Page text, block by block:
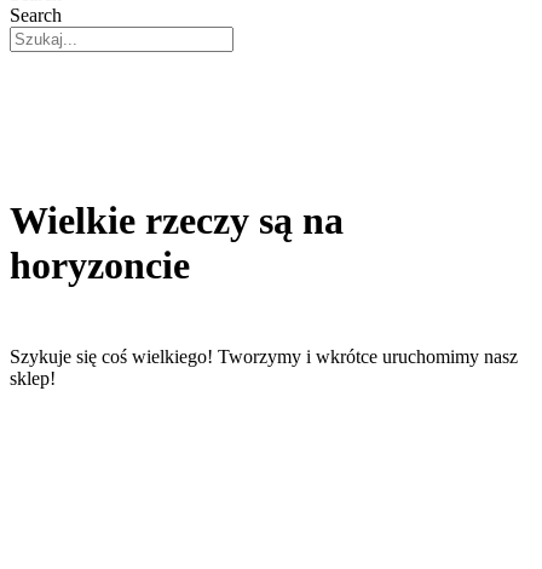
Search
Wielkie rzeczy są na
horyzoncie
Szykuje się coś wielkiego! Tworzymy i wkrótce uruchomimy nasz
sklep!